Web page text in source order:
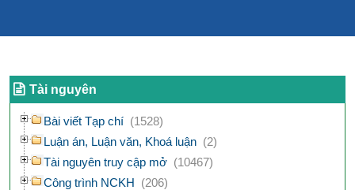
Tài nguyên
Bài viết Tạp chí (1528)
Luận án, Luận văn, Khoá luận (2)
Tài nguyên truy cập mở (10467)
Công trình NCKH (206)